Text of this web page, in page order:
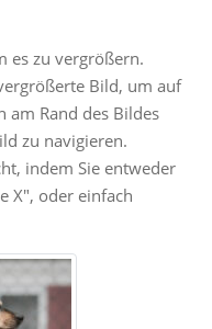
es zu vergrößern.
Bild, um auf
am Rand des Bildes
zu navigieren.
indem Sie entweder
X", oder einfach